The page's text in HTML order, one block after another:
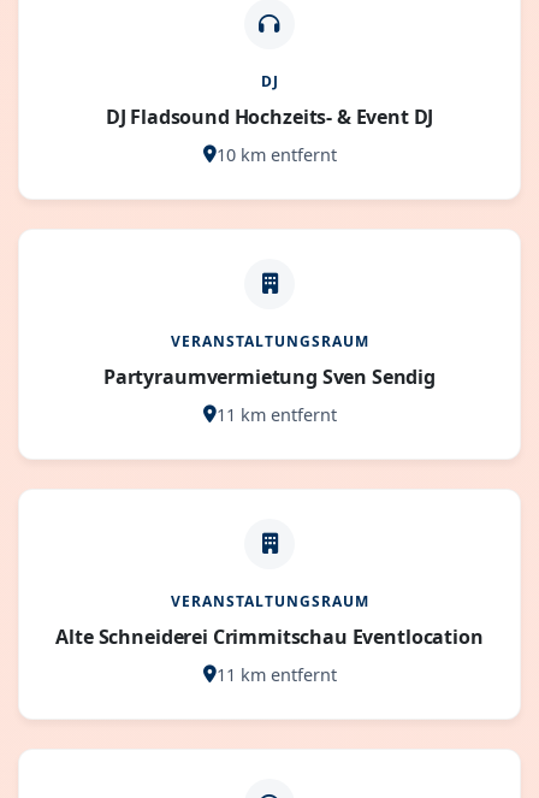
DJ
DJ Fladsound Hochzeits- & Event DJ
10 km entfernt
VERANSTALTUNGSRAUM
Partyraumvermietung Sven Sendig
11 km entfernt
VERANSTALTUNGSRAUM
Alte Schneiderei Crimmitschau Eventlocation
11 km entfernt